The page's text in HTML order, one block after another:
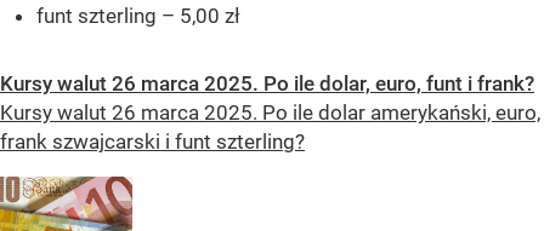
funt szterling – 5,00 zł
Kursy walut 26 marca 2025. Po ile dolar, euro, funt i frank?
Kursy walut 26 marca 2025. Po ile dolar amerykański, euro,
frank szwajcarski i funt szterling?